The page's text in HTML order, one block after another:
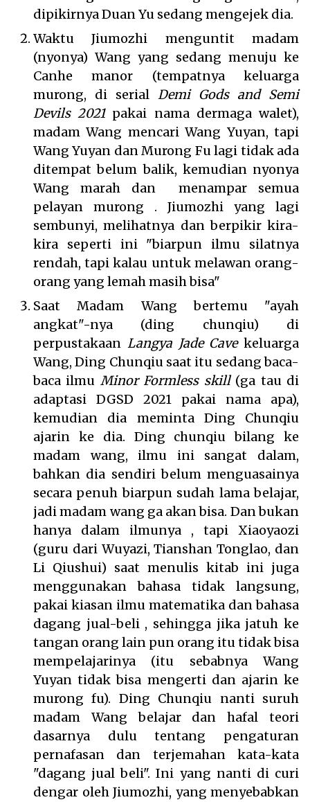
dipikirnya Duan Yu sedang mengejek dia.
Waktu Jiumozhi menguntit madam
(nyonya) Wang yang sedang menuju ke
Canhe manor (tempatnya keluarga
murong, di serial Demi Gods and Semi
Devils 2021pakai nama dermaga walet),
madam Wang mencari Wang Yuyan, tapi
Wang Yuyan dan Murong Fu lagi tidak ada
ditempat belum balik, kemudian nyonya
Wang marah dan menampar semua
pelayan murong . Jiumozhi yang lagi
sembunyi, melihatnya dan berpikir kira-
kira seperti ini "biarpun ilmu silatnya
rendah, tapi kalau untuk melawan orang-
orang yang lemah masih bisa"
Saat Madam Wang bertemu "ayah
angkat"-nya (ding chunqiu) di
perpustakaan Langya Jade Cavekeluarga
Wang, Ding Chunqiu saat itu sedang baca-
baca ilmu Minor Formless skill(ga tau di
adaptasi DGSD 2021 pakai nama apa),
kemudian dia meminta Ding Chunqiu
ajarin ke dia. Ding chunqiu bilang ke
madam wang, ilmu ini sangat dalam,
bahkan dia sendiri belum menguasainya
secara penuh biarpun sudah lama belajar,
jadi madam wang ga akan bisa. Dan bukan
hanya dalam ilmunya , tapi Xiaoyaozi
(guru dari Wuyazi, Tianshan Tonglao, dan
Li Qiushui) saat menulis kitab ini juga
menggunakan bahasa tidak langsung,
pakai kiasan ilmu matematika dan bahasa
dagang jual-beli , sehingga jika jatuh ke
tangan orang lain pun orang itu tidak bisa
mempelajarinya (itu sebabnya Wang
Yuyan tidak bisa mengerti dan ajarin ke
murong fu). Ding Chunqiu nanti suruh
madam Wang belajar dan hafal teori
dasarnya dulu tentang pengaturan
pernafasan dan terjemahan kata-kata
"dagang jual beli". Ini yang nanti di curi
dengar oleh Jiumozhi, yang menyebabkan